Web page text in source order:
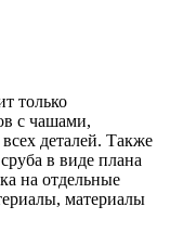
только
с чашами,
деталей. Также
в виде плана
на отдельные
материалы